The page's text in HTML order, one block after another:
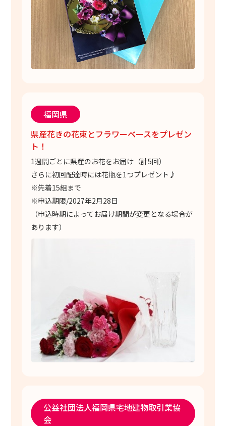
福岡県
県産花きの花束とフラワーベースをプレゼン
ト！
1週間ごとに県産のお花をお届け（計5回）
さらに初回配達時には花瓶を1つプレゼント♪
※先着15組まで
※申込期限/2027年2月28日
（申込時期によってお届け期間が変更となる場合が
あります）
公益社団法人福岡県宅地建物取引業協
会